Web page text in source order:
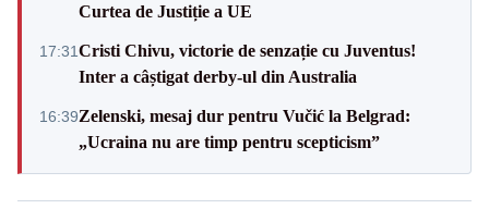
Curtea de Justiție a UE
17:31Cristi Chivu, victorie de senzație cu Juventus!
Inter a câștigat derby-ul din Australia
16:39Zelenski, mesaj dur pentru Vučić la Belgrad:
„Ucraina nu are timp pentru scepticism”